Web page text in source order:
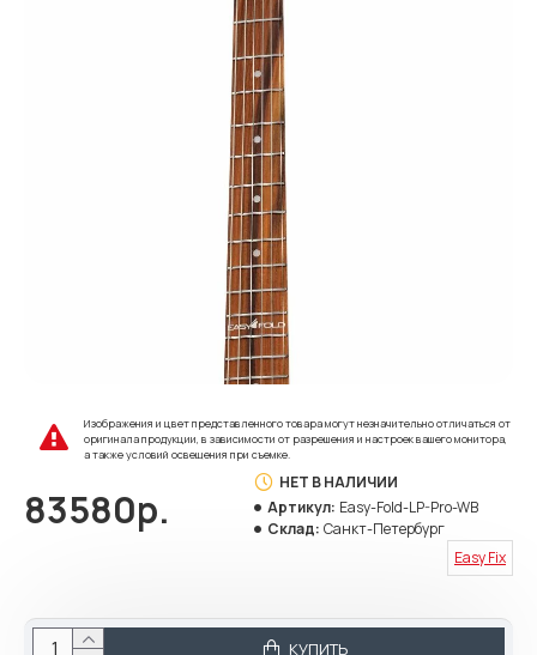
Изображения и цвет представленного товара могут незначительно отличаться от
оригинала продукции, в зависимости от разрешения и настроек вашего монитора,
а также условий освещения при съемке.
83580р.
НЕТ В НАЛИЧИИ
Артикул: Easy-Fold-LP-Pro-WB
Склад: Санкт-Петербург
Easy Fix
КУПИТЬ